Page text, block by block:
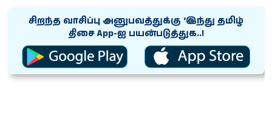
சிறந்த வாசிப்பு அனுபவத்துக்கு ‘இந்து தமிழ்
திசை App-ஐ பயன்படுத்துக..!